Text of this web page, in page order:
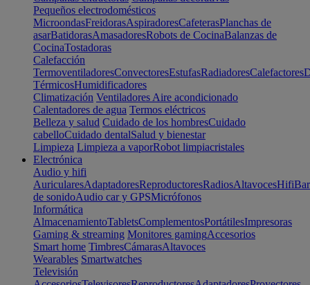
Pequeños electrodomésticos
MicroondasFreidorasAspiradoresCafeterasPlanchas de
asarBatidorasAmasadoresRobots de CocinaBalanzas de
CocinaTostadoras
Calefacción
TermoventiladoresConvectoresEstufasRadiadoresCalefactores
TérmicosHumidificadores
Climatización Ventiladores Aire acondicionado
Calentadores de agua Termos eléctricos
Belleza y salud Cuidado de los hombresCuidado
cabelloCuidado dentalSalud y bienestar
Limpieza Limpieza a vaporRobot limpiacristales
Electrónica
Audio y hifi
AuricularesAdaptadoresReproductoresRadiosAltavocesHifi
de sonidoAudio car y GPSMicrófonos
Informática
AlmacenamientoTabletsComplementosPortátilesImpresoras
Gaming & streaming Monitores gamingAccesorios
Smart home TimbresCámarasAltavoces
Wearables Smartwatches
Televisión